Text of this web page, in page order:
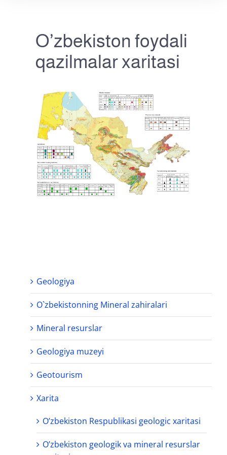
O’zbekiston foydali
qazilmalar xaritasi
Geologiya
O`zbekistonning Mineral zahiralari
Mineral resurslar
Geologiya muzeyi
Geotourism
Xarita
O’zbekiston Respublikasi geologic xaritasi
O’zbekiston geologik va mineral resurslar